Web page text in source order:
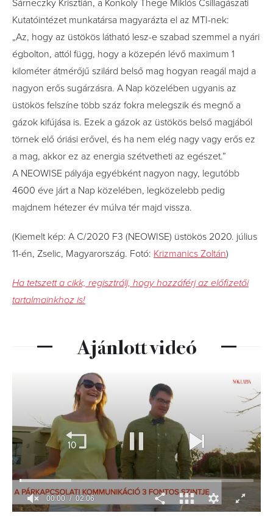
Sárneczky Krisztián, a Konkoly Thege Miklós Csillagászati
Kutatóintézet munkatársa magyarázta el az MTI-nek:
„Az, hogy az üstökös látható lesz-e szabad szemmel a nyári
égbolton, attól függ, hogy a közepén lévő maximum 1
kilométer átmérőjű szilárd belső mag hogyan reagál majd a
nagyon erős sugárzásra. A Nap közelében ugyanis az
üstökös felszíne több száz fokra melegszik és megnő a
gázok kifújása is. Ezek a gázok az üstökös belső magjából
törnek elő óriási erővel, és ha nem elég nagy vagy erős ez
a mag, akkor ez az energia szétvetheti az egészet.”
A NEOWISE pályája egyébként nagyon nagy, legutóbb
4600 éve járt a Nap közelében, legközelebb pedig
majdnem hétezer év múlva tér majd vissza.
(Kiemelt kép: A C/2020 F3 (NEOWISE) üstökös 2020. július
11-én, Zselic, Magyarország. Fotó: Krizmanics Zoltán)
Ha tetszett a cikk, regisztrálj, hogy hozzáférj az előfizetői
tartalmainkhoz is!
Ajánlott videó
00:01 02:06